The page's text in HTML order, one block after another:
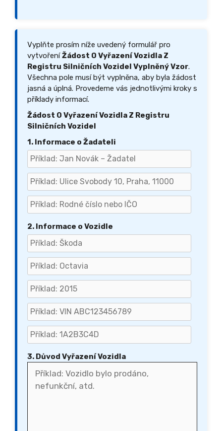
Vyplňte prosím níže uvedený formulář pro
vytvořeníŽádost O Vyřazení Vozidla Z
Registru Silničních Vozidel Vyplněný Vzor.
Všechna pole musí být vyplněna, aby byla žádost
jasná a úplná. Provedeme vás jednotlivými kroky s
příklady informací.
Žádost O Vyřazení Vozidla Z Registru
Silničních Vozidel
1. Informace o Žadateli
2. Informace o Vozidle
3. Důvod Vyřazení Vozidla